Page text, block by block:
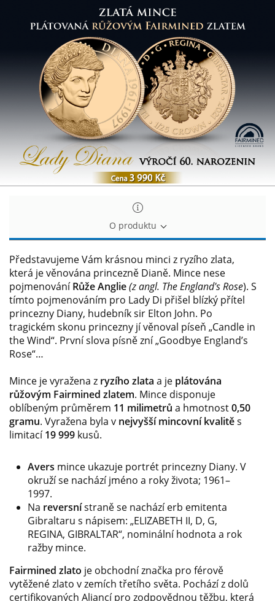
narozenin
princezny
na
minci
z
ryzího
zlata
narozenin
princezny
Diany
na
minci
z
ryzího
zlata
O produktu
Představujeme Vám krásnou minci z ryzího zlata,
která je věnována princezně Dianě. Mince nese
pojmenováníRůže Anglie(z angl. The England's Rose). S
tímto pojmenováním pro Lady Di přišel blízký přítel
princezny Diany, hudebník sir Elton John. Po
tragickém skonu princezny jí věnoval píseň „Candle in
the Wind“. První slova písně zní „Goodbye England’s
Rose“…
Mince je vyražena z ryzího zlata a je plátována
růžovým Fairmined zlatem. Mince disponuje
oblíbeným průměrem 11 milimetrů a hmotnost0,50
gramu. Vyražena byla v nejvyšší mincovní kvalitěs
limitací19 999 kusů.
Avers mince ukazuje portrét princezny Diany. V
okruží se nachází jméno a roky života; 1961–
1997.
Na reversnístraně se nachází erb emitenta
Gibraltaru s nápisem: „ELIZABETH II, D, G,
REGINA, GIBRALTAR“, nominální hodnota a rok
ražby mince.
Fairmined zlato je obchodní značka pro férově
vytěžené zlato v zemích třetího světa. Pochází z dolů
certifikovaných Aliancí pro zodpovědnou těžbu, která